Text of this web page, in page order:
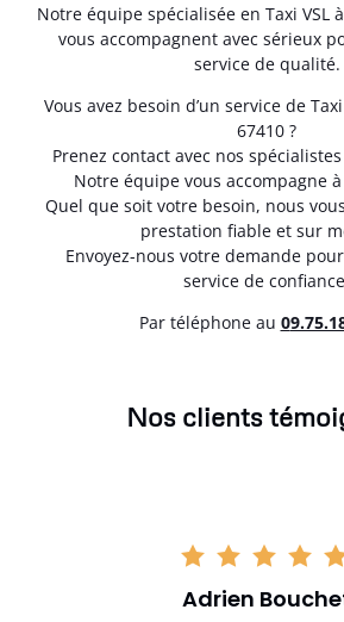
Notre équipe spécialisée en Taxi VSL
vous accompagnent avec sérieux
service de qualité.
Vous avez besoin d’un service de
67410 ?
Prenez contact avec nos
Notre équipe vous accompagne
Quel que soit votre besoin, nous
prestation fiable et sur
Envoyez-nous votre demande
service de
Par téléphone au 0
Nos clients
Adrien